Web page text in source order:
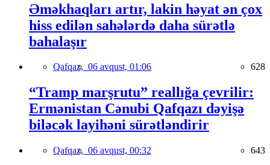
Əməkhaqları artır, lakin həyat ən çox
hiss edilən sahələrdə daha sürətlə
bahalaşır
Qafqaz, 06 avqust, 01:06 628
“Tramp marşrutu” reallığa çevrilir:
Ermənistan Cənubi Qafqazı dəyişə
biləcək layihəni sürətləndirir
Qafqaz, 06 avqust, 00:32 643